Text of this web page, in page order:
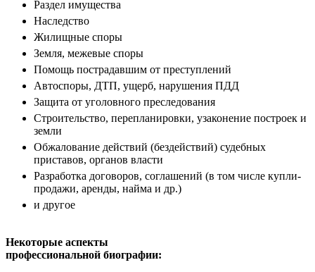
Раздел имущества
Наследство
Жилищные споры
Земля, межевые споры
Помощь пострадавшим от преступлений
Автоспоры, ДТП, ущерб, нарушения ПДД
Защита от уголовного преследования
Строительство, перепланировки, узаконение построек и
земли
Обжалование действий (бездействий) судебных
приставов, органов власти
Разработка договоров, соглашений (в том числе купли-
продажи, аренды, найма и др.)
и другое
Некоторые аспекты
профессиональной биографии: